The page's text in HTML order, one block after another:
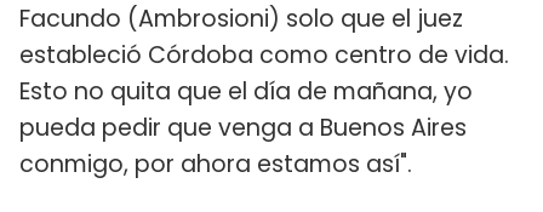
Facundo (Ambrosioni) solo que el juez
estableció Córdoba como centro de vida.
Esto no quita que el día de mañana, yo
pueda pedir que venga a Buenos Aires
conmigo, por ahora estamos así".